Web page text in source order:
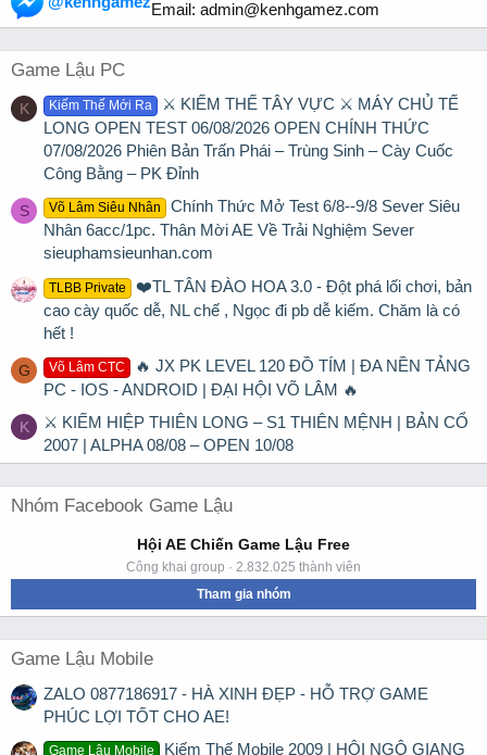
Email: admin@kenhgamez.com
Game Lậu PC
K Kiếm Thế Mới Ra
⚔️ KIẾM THẾ TÂY VỰC ⚔️ MÁY CHỦ TẾ
LONG OPEN TEST 06/08/2026 OPEN CHÍNH THỨC
07/08/2026 Phiên Bản Trấn Phái – Trùng Sinh – Cày Cuốc
Công Bằng – PK Đỉnh
S Võ Lâm Siêu Nhân
Chính Thức Mở Test 6/8--9/8 Sever Siêu
Nhân 6acc/1pc. Thân Mời AE Về Trải Nghiệm Sever
sieuphamsieunhan.com
TLBB Private
❤️TL TÂN ĐÀO HOA 3.0 - Đột phá lối chơi, bản
cao cày quốc dễ, NL chế , Ngọc đi pb dễ kiếm. Chăm là có
hết !
G Võ Lâm CTC
🔥 JX PK LEVEL 120 ĐỒ TÍM | ĐA NỀN TẢNG
PC - IOS - ANDROID | ĐẠI HỘI VÕ LÂM 🔥
K
⚔ KIẾM HIỆP THIÊN LONG – S1 THIÊN MỆNH | BẢN CỔ
2007 | ALPHA 08/08 – OPEN 10/08
Nhóm Facebook Game Lậu
Hội AE Chiến Game Lậu Free
Công khai group · 2.832.025 thành viên
Tham gia nhóm
Game Lậu Mobile
ZALO 0877186917 - HÀ XINH ĐẸP - HỖ TRỢ GAME
PHÚC LỢI TỐT CHO AE!
Game Lậu Mobile Kiếm Thế Mobile 2009 | HỘI NGỘ GIANG